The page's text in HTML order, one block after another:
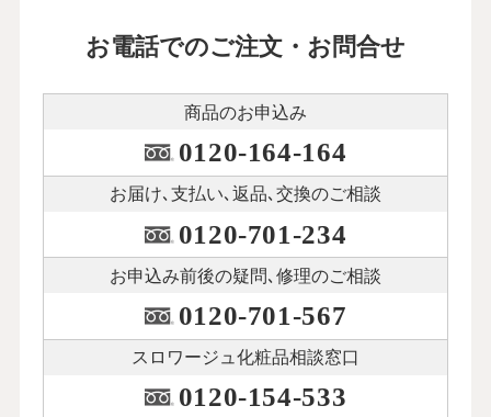
お電話でのご注文・お問合せ
商品のお申込み
0120-164-164
お届け､支払い､ 返品､交換のご相談
0120-701-234
お申込み前後の疑問､修理のご相談
0120-701-567
スロワージュ化粧品相談窓口
0120-154-533